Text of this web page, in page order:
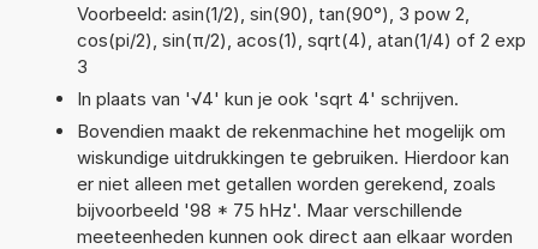
Voorbeeld: asin(1/2), sin(90), tan(90°), 3 pow 2,
cos(pi/2), sin(π/2), acos(1), sqrt(4), atan(1/4) of 2 exp
3
In plaats van '√4' kun je ook 'sqrt 4' schrijven.
Bovendien maakt de rekenmachine het mogelijk om
wiskundige uitdrukkingen te gebruiken. Hierdoor kan
er niet alleen met getallen worden gerekend, zoals
bijvoorbeeld '98 * 75 hHz'. Maar verschillende
meeteenheden kunnen ook direct aan elkaar worden